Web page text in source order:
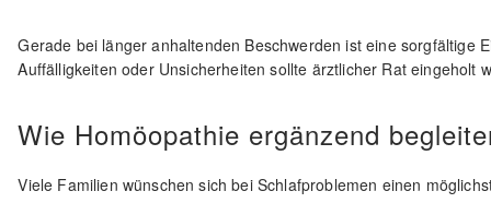
Gerade bei länger anhaltenden Beschwerden ist eine sorgfältige
Auffälligkeiten oder Unsicherheiten sollte ärztlicher Rat eingeholt
Wie Homöopathie ergänzend
Viele Familien wünschen sich bei Schlafproblemen einen